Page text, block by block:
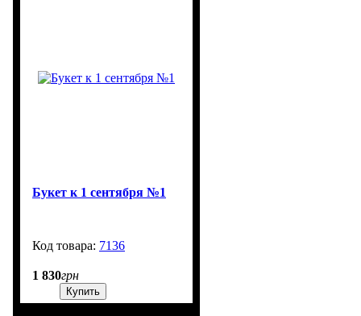
Букет к 1 сентября №1
7136
1 830грн
Купить